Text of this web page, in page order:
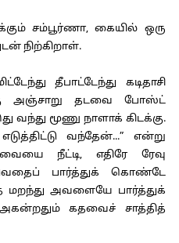
சம்பூர்ணா, கையில் ஒரு
நிற்கிறாள்.
தீபாட்டேந்து கடிதாசி
அஞ்சாறு தடவை போஸ்ட்
வந்து மூணு நாளாக் கிடக்கு.
வந்தேன்...” என்று
நீட்டி, எதிரே ரேவு
பார்த்துக் கொண்டே
மறந்து அவளையே பார்த்துக்
கதவைச் சாத்தித்